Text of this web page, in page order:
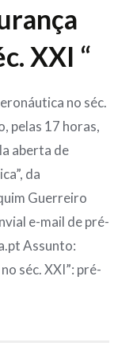
XXI “
no séc.
pelas 17 horas,
aberta de
da
Guerreiro
e-mail de pré-
Assunto:
séc. XXI”: pré-